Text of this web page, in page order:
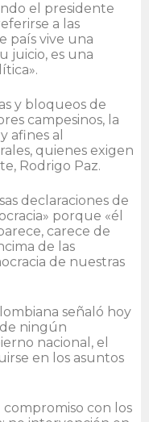
el presidente
a las
país vive una
juicio, es una
y bloqueos de
campesinos, la
afines al
quienes exigen
Rodrigo Paz.
declaraciones de
porque «él
carece de
de las
de nuestras
señaló hoy
ningún
nacional, el
en los asuntos
con los